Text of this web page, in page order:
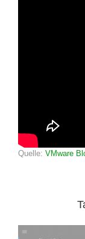
Quelle: VMware